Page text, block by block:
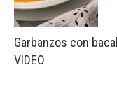
Garbanzos con
VIDEO